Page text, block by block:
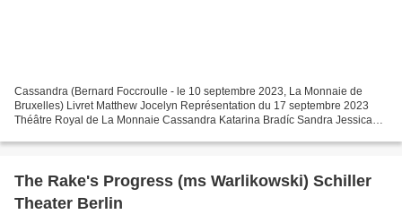
Cassandra (Bernard Foccroulle - le 10 septembre 2023, La Monnaie de
Bruxelles) Livret Matthew Jocelyn Représentation du 17 septembre 2023
Théâtre Royal de La Monnaie Cassandra Katarina Bradíc Sandra Jessica
The Rake's Progress (ms Warlikowski) Schiller
Theater Berlin